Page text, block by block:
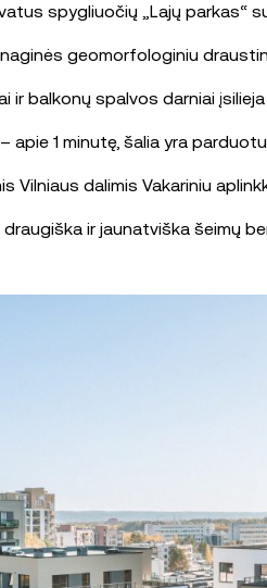
spygliuočių „Lajų parkas“
geomorfologiniu
balkonų spalvos darniai įsilieja
1 minutę, šalia yra
dalimis Vakariniu
ir jaunatviška šeimų